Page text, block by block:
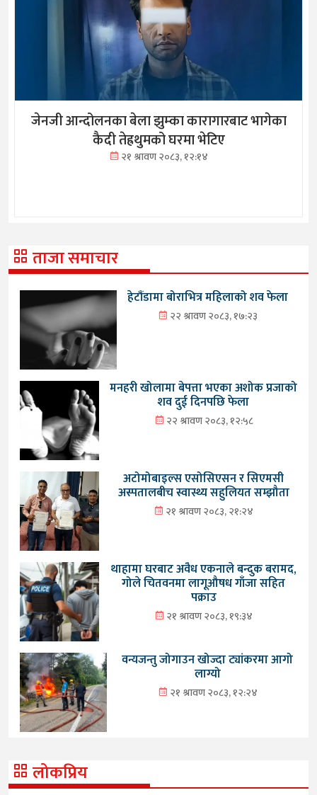
जेनजी आन्दोलनका बेला झुम्का कारागारबाट भागेका
कैदी तेह्रथुमको घरमा भेटिए
२१ श्रावण २०८३, १२:१४
ताजा समाचार
हेटौंडामा बोराभित्र महिलाको शव फेला
२२ श्रावण २०८३, १७:२३
मनहरी खोलामा बेपत्ता भएका अशोक प्रजाको
शव दुई दिनपछि फेला
२२ श्रावण २०८३, १२:५८
अटोमोबाइल्स एसोसिएसन र सिएमसी
अस्पतालबीच स्वास्थ्य सहुलियत सम्झौता
२१ श्रावण २०८३, २१:२४
थाहामा घरबाट अवैध एकनाले बन्दुक बरामद,
गोले चितवनमा लागूऔषध गाँजा सहित
पक्राउ
२१ श्रावण २०८३, १९:३४
वन्यजन्तु जोगाउन खोज्दा ट्यांकरमा आगो
लाग्यो
२१ श्रावण २०८३, १२:२४
लोकप्रिय